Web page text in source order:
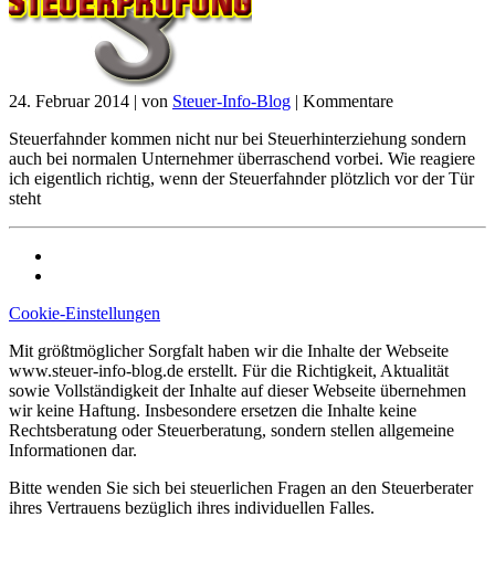
24. Februar 2014 | von Steuer-Info-Blog | Kommentare
Steuerfahnder kommen nicht nur bei Steuerhinterziehung sondern
auch bei normalen Unternehmer überraschend vorbei. Wie reagiere
ich eigentlich richtig, wenn der Steuerfahnder plötzlich vor der Tür
steht
Cookie-Einstellungen
Mit größtmöglicher Sorgfalt haben wir die Inhalte der Webseite
www.steuer-info-blog.de erstellt. Für die Richtigkeit, Aktualität
sowie Vollständigkeit der Inhalte auf dieser Webseite übernehmen
wir keine Haftung. Insbesondere ersetzen die Inhalte keine
Rechtsberatung oder Steuerberatung, sondern stellen allgemeine
Informationen dar.
Bitte wenden Sie sich bei steuerlichen Fragen an den Steuerberater
ihres Vertrauens bezüglich ihres individuellen Falles.